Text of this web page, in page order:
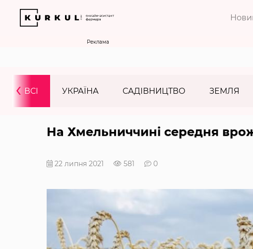
Реклама
ВСІ УКРАЇНА САДІВНИЦТВО ЗЕМЛЯ
‹
На Хмельниччині середня
22 липня 2021 581 0